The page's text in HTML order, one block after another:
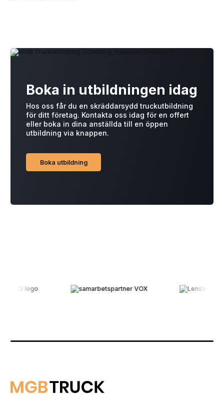
Boka in utbildningen idag
Hos oss får du en skräddarsydd truckutbildning
för ditt företag. Kontakta oss idag för en offert
eller boka in dina anställda till en öppen
utbildning via knappen.
Boka utbildning